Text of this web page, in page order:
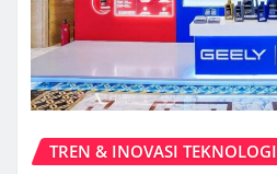
TREN & INOVASI TEKNOLOGI